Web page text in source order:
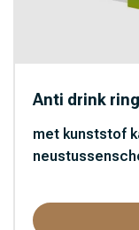
Anti drink
met kunststof